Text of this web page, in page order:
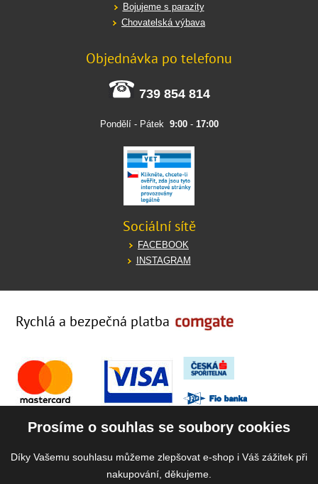
Bojujeme s parazity
Chovatelská výbava
Objednávka po telefonu
739 854 814
Pondělí - Pátek 9:00- 17:00
Sociální sítě
FACEBOOK
INSTAGRAM
Rychlá a bezpečná platba
Prosíme o souhlas se soubory cookies
Díky Vašemu souhlasu můžeme zlepšovat e-shop i Váš zážitek při
nakupování, děkujeme.